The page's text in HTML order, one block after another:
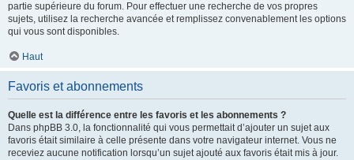
partie supérieure du forum. Pour effectuer une recherche de vos propres
sujets, utilisez la recherche avancée et remplissez convenablement les options
qui vous sont disponibles.
Haut
Favoris et abonnements
Quelle est la différence entre les favoris et les abonnements ?
Dans phpBB 3.0, la fonctionnalité qui vous permettait d’ajouter un sujet aux
favoris était similaire à celle présente dans votre navigateur internet. Vous ne
receviez aucune notification lorsqu’un sujet ajouté aux favoris était mis à jour.